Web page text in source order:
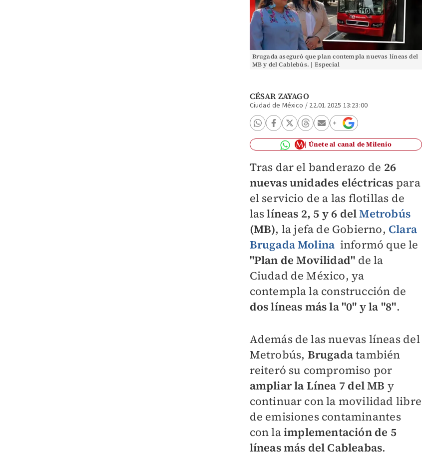
Brugada aseguró que plan contempla nuevas líneas del
MB y del Cablebús. | Especial
CÉSAR ZAYAGO
Ciudad de México / 22.01.2025 13:23:00
Únete al canal de Milenio
Tras dar el banderazo de 26
nuevas unidades eléctricas para
el servicio de a las flotillas de
laslíneas 2, 5 y 6 delMetrobús
(MB), la jefa de Gobierno, Clara
Brugada Molina informó que le
"Plan de Movilidad" de la
Ciudad de México, ya
contempla la construcción de
dos líneas más la "0" y la "8".
Además de las nuevas líneas del
Metrobús, Brugadatambién
reiteró su compromiso por
ampliar la Línea 7 del MB y
continuar con la movilidad libre
de emisiones contaminantes
con laimplementación de 5
líneas más del Cableabas.